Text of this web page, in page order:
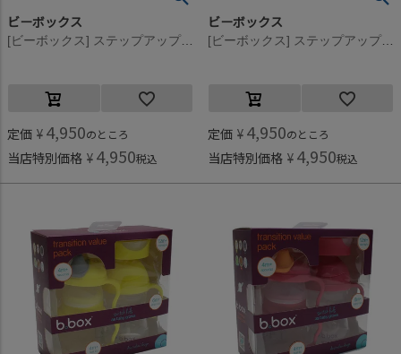
ビーボックス
[ビーボックス] ステップアップマグパック オーシャンブルー
定価 ¥ 4,950のところ
当店特別価格 ¥ 4,950税込
ビーボックス
[ビーボックス] ステップアップマグパック セージグリーン
定価 ¥ 4,950のところ
当店特別価格 ¥ 4,950税込